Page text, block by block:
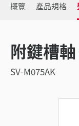
概覽 產品規格
附鍵槽
SV-M075AK